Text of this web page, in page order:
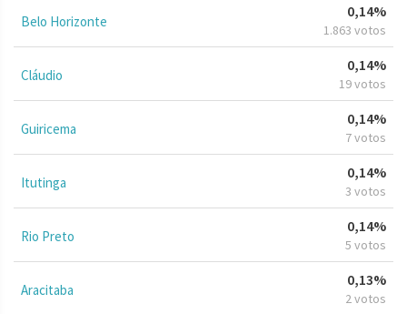
Belo Horizonte
0,14%
1.863 votos
Cláudio
0,14%
19 votos
Guiricema
0,14%
7 votos
Itutinga
0,14%
3 votos
Rio Preto
0,14%
5 votos
Aracitaba
0,13%
2 votos